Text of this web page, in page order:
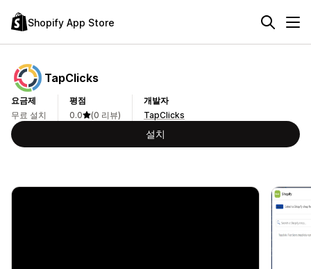
Shopify App Store
TapClicks
요금제
무료 설치
평점
0.0
(0 리뷰)
개발자
TapClicks
설치